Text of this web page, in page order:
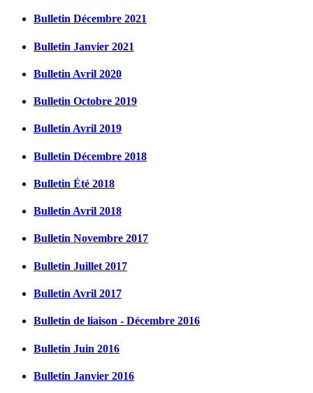
Bulletin Décembre 2021
Bulletin Janvier 2021
Bulletin Avril 2020
Bulletin Octobre 2019
Bulletin Avril 2019
Bulletin Décembre 2018
Bulletin Été 2018
Bulletin Avril 2018
Bulletin Novembre 2017
Bulletin Juillet 2017
Bulletin Avril 2017
Bulletin de liaison - Décembre 2016
Bulletin Juin 2016
Bulletin Janvier 2016